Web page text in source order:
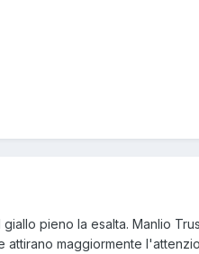
pieno la esalta. Manlio
attirano maggiormente